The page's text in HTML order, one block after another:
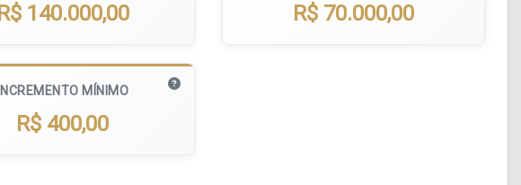
R$ 140.000,00 R$ 70.000,00
INCREMENTO MÍNIMO
R$ 400,00